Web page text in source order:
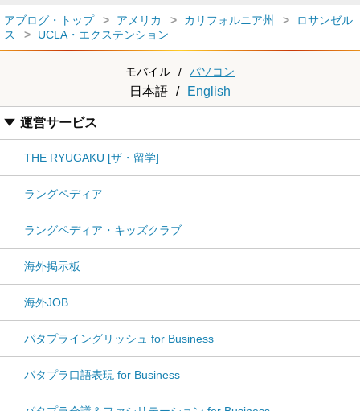
アブログ・トップ アメリカ カリフォルニア州
ロサンゼル
ス
UCLA・エクステンション
モバイル / パソコン
日本語 / English
運営サービス
THE RYUGAKU [ザ・留学]
ラングペディア
ラングペディア・キッズクラブ
海外掲示板
海外JOB
パタプライングリッシュ for Business
パタプラ口語表現 for Business